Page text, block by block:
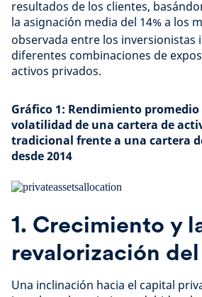
resultados de los clientes,
la asignación media del 14% a los
observada entre los inversionistas
diferentes combinaciones de
activos privados.
Gráfico 1: Rendimiento
volatilidad de una cartera de
tradicional frente a una cartera
desde 2014
1. Crecimiento y
revalorización
Una inclinación hacia el capital